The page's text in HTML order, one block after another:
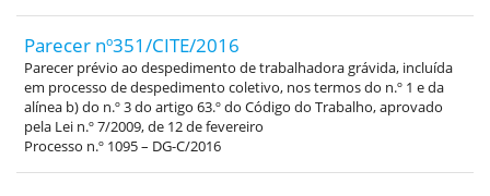
Parecer nº351/CITE/2016
Parecer prévio ao despedimento de trabalhadora grávida, incluída
em processo de despedimento coletivo, nos termos do n.º 1 e da
alínea b) do n.º 3 do artigo 63.º do Código do Trabalho, aprovado
pela Lei n.º 7/2009, de 12 de fevereiro
Processo n.º 1095 – DG-C/2016